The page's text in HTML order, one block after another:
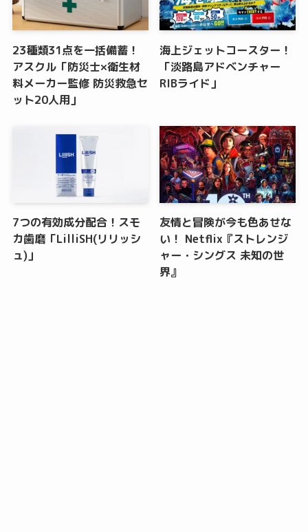
23種類31点を一括備蓄！
アスクル「防災士×衛生材
料メーカー監修 防災救急セ
ット20人用」
海上ジェットコースター！
「淡路島アドベンチャー
RIBライド」
7つの有効成分配合！スモ
カ歯磨「LilliSH(リリッシ
ュ)」
友情と冒険が今も色あせな
い！ Netflix『ストレンジ
ャー・シングス 未知の世
界』